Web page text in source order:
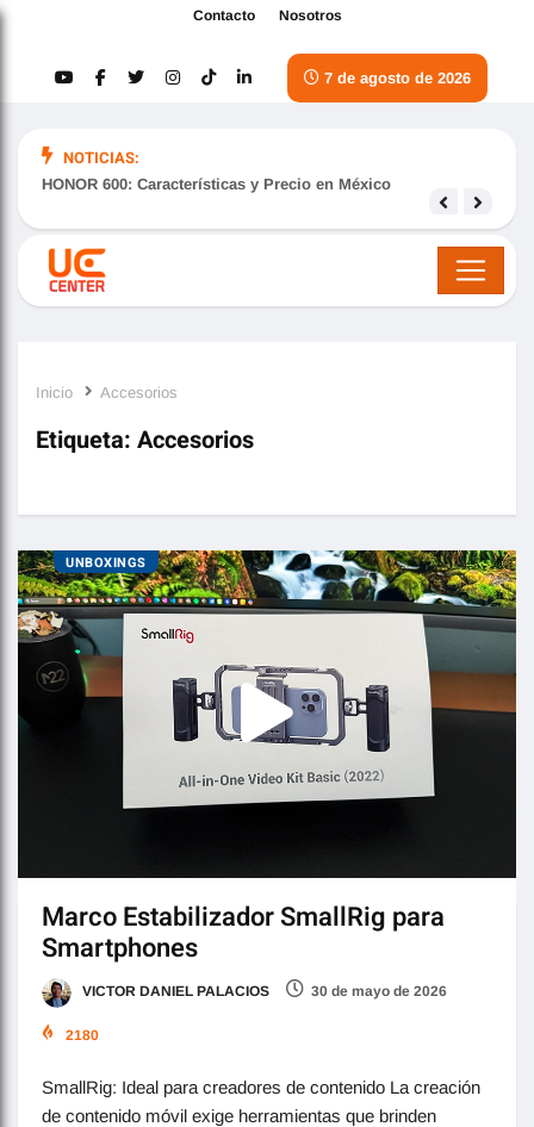
Contacto Nosotros
7 de agosto de 2026
NOTICIAS:
HONOR 600: Características y Precio en México
Inicio Accesorios
Etiqueta: Accesorios
UNBOXINGS
Marco Estabilizador SmallRig para
Smartphones
VICTOR DANIEL PALACIOS 30 de mayo de 2026
2180
SmallRig: Ideal para creadores de contenido La creación
de contenido móvil exige herramientas que brinden